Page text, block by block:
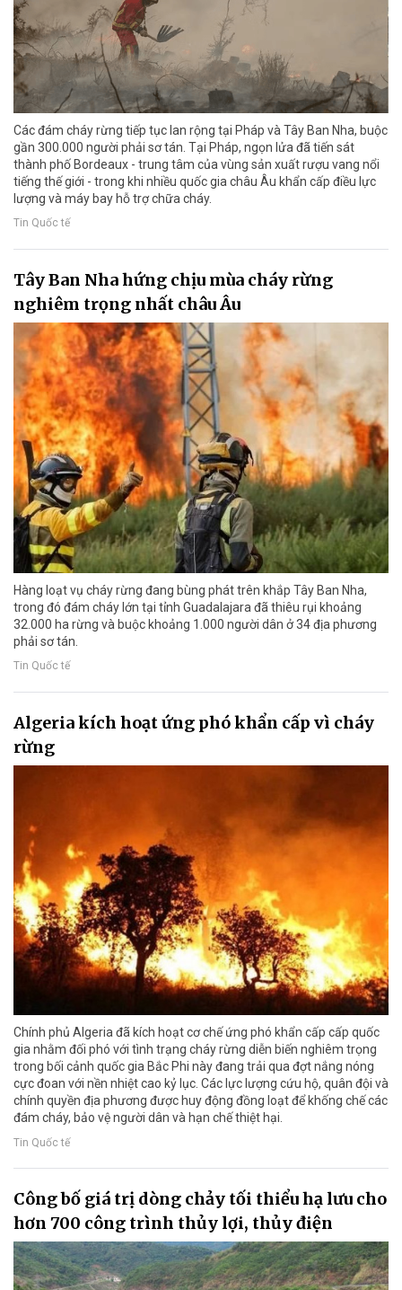
Các đám cháy rừng tiếp tục lan rộng tại Pháp và Tây Ban Nha, buộc
gần 300.000 người phải sơ tán. Tại Pháp, ngọn lửa đã tiến sát
thành phố Bordeaux - trung tâm của vùng sản xuất rượu vang nổi
tiếng thế giới - trong khi nhiều quốc gia châu Âu khẩn cấp điều lực
lượng và máy bay hỗ trợ chữa cháy.
Tin Quốc tế
Tây Ban Nha hứng chịu mùa cháy rừng
nghiêm trọng nhất châu Âu
Hàng loạt vụ cháy rừng đang bùng phát trên khắp Tây Ban Nha,
trong đó đám cháy lớn tại tỉnh Guadalajara đã thiêu rụi khoảng
32.000 ha rừng và buộc khoảng 1.000 người dân ở 34 địa phương
phải sơ tán.
Tin Quốc tế
Algeria kích hoạt ứng phó khẩn cấp vì cháy
rừng
Chính phủ Algeria đã kích hoạt cơ chế ứng phó khẩn cấp cấp quốc
gia nhằm đối phó với tình trạng cháy rừng diễn biến nghiêm trọng
trong bối cảnh quốc gia Bắc Phi này đang trải qua đợt nắng nóng
cực đoan với nền nhiệt cao kỷ lục. Các lực lượng cứu hộ, quân đội và
chính quyền địa phương được huy động đồng loạt để khống chế các
đám cháy, bảo vệ người dân và hạn chế thiệt hại.
Tin Quốc tế
Công bố giá trị dòng chảy tối thiểu hạ lưu cho
hơn 700 công trình thủy lợi, thủy điện